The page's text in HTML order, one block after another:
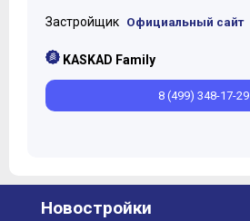
Застройщик Официальный сайт
KASKAD Family
8 (499) 348-17-29
Новостройки